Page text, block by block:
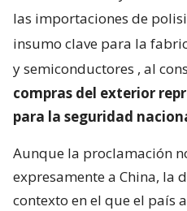
las importaciones de
insumo clave para la
y semiconductores , al
compras del exterior
para la seguridad
Aunque la proclamación
expresamente a China, la
contexto en el que el país